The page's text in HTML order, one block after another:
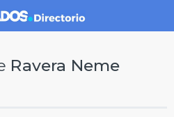
Ravera Neme